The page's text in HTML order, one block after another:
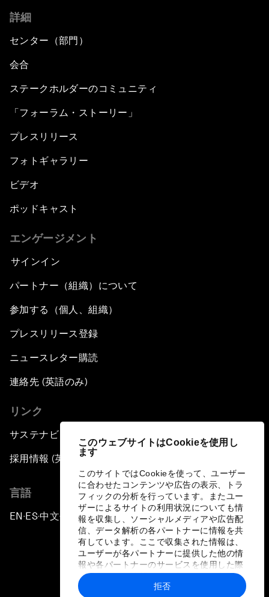
このウェブサイトはCookieを使用し
ます
このサイトではCookieを使って、ユーザー
に合わせたコンテンツや広告の表示、トラ
フィックの分析を行っています。またユー
ザーによるサイトの利用状況についても情
報を収集し、ソーシャルメディアや広告配
信、データ解析の各パートナーに情報を共
有しています。ここで収集された情報は、
ユーザーが各パートナーに提供した他の情
報や各パートナーのサービスを使用した際
に収集された情報と組み合わされ、各パー
トナーによって使用されることがありま
拒否
and Migration to Europe
The State of Artificial Intelligence
Making Music across Borders with Yo-Yo Ma
Next Steps for Iran and the World
China's Business Context
The Future of Made in China
The Growth Illusion
Possible?
The Humanitarian Imperative: A Global,
Regional and Industry Response
What If: You Are Still Alive in 2100?
Issue Briefing: South Africa’s Economic
Outlook
India and the World
The Transformation of Finance
詳細
センター（部門）
会合
ステークホルダーのコミュニティ
「フォーラム・ストーリー」
プレスリリース
フォトギャラリー
ビデオ
ポッドキャスト
エンゲージメント
サインイン
パートナー（組織）について
参加する（個人、組織）
プレスリリース登録
ニュースレター購読
連絡先 (英語のみ)
リンク
サステナビリティへの取り組み
採用情報 (英語のみ)
言語
EN ▪ES▪中文▪ 日本語